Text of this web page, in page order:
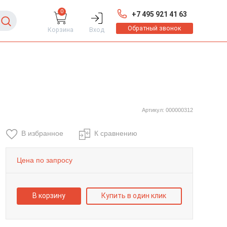
0
Корзина Вход
+7 495 921 41 63
Обратный звонок
Артикул: 000000312
В избранное К сравнению
Цена по запросу
В корзину Купить в один клик